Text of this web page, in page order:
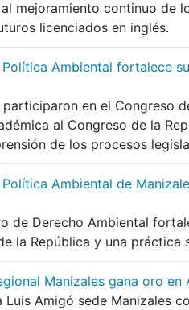
mejoramiento continuo de
licenciados en inglés.
Ambiental fortalece
en el Congreso
al Congreso de la
de los procesos
Ambiental de
de Derecho Ambiental
la República y una práctica
Manizales gana oro en
Amigó sede Manizales